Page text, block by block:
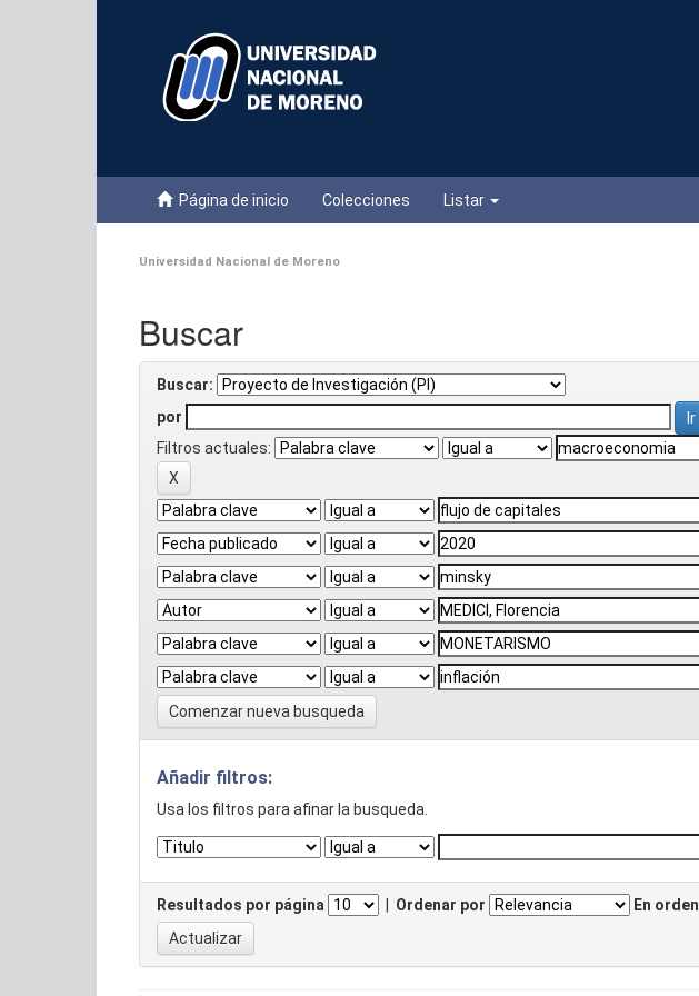
Página de inicio Colecciones Listar
Universidad Nacional de Moreno
Buscar
Buscar:
por
Filtros actuales:
Comenzar nueva busqueda
Añadir filtros:
Usa los filtros para afinar la busqueda.
Resultados por página Ordenar por En orden